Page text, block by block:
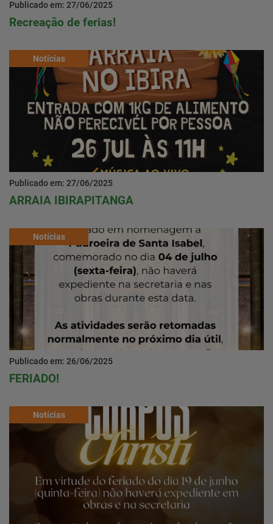
Publicado em: 27/06/2025
Recreação de ferias!
Notícias
Publicado em: 27/06/2025
ARRAIA IBIRAPITANGA
Notícias
Publicado em: 26/06/2025
FERIADO!
Notícias